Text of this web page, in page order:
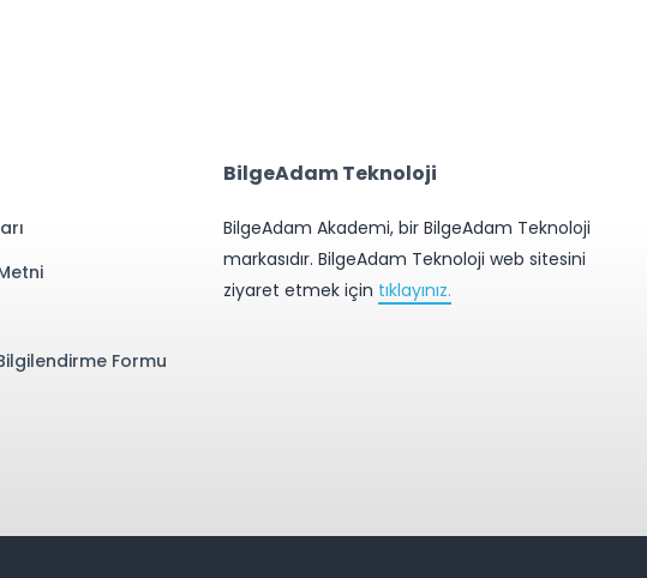
Formu
BilgeAdam Teknoloji
BilgeAdam Akademi, bir BilgeAdam Teknoloji
markasıdır. BilgeAdam Teknoloji web sitesini
ziyaret etmek için tıklayınız.